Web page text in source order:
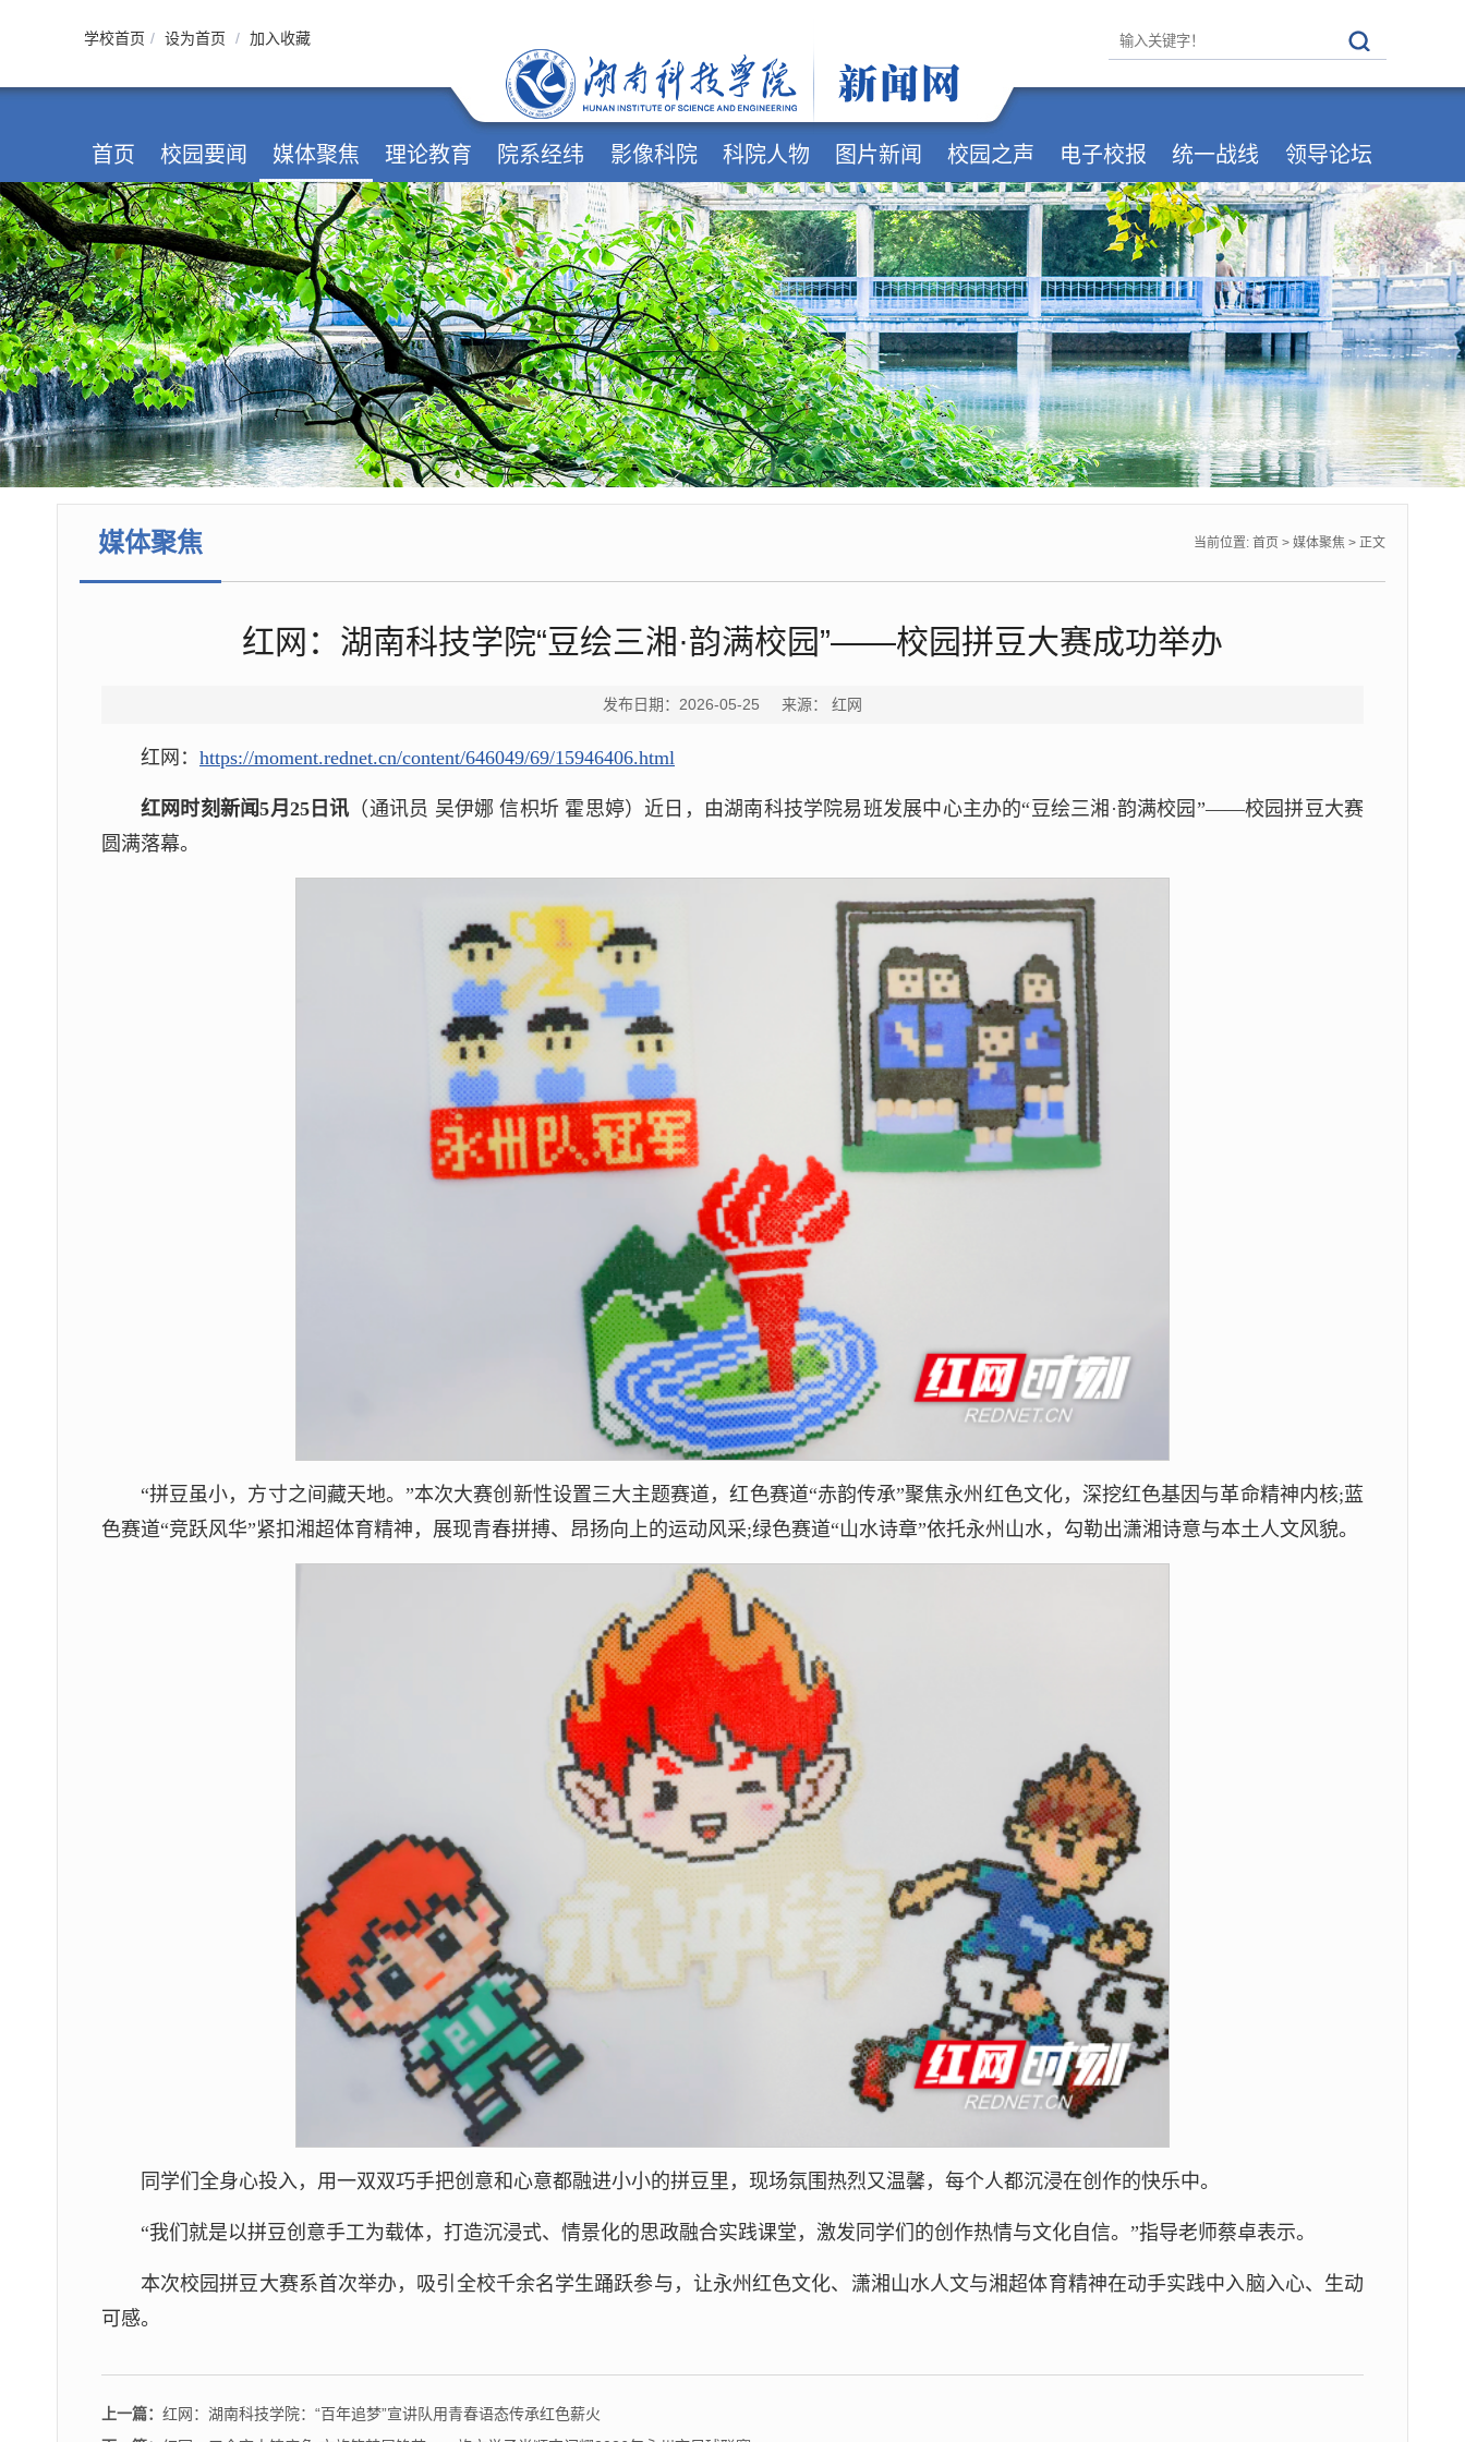
学校首页 / 设为首页 / 加入收藏
首页 校园要闻 媒体聚焦 理论教育 院系经纬 影像科院 科院人物 图片新闻 校园之声 电子校报 统一战线 领导论坛
媒体聚焦 当前位置: 首页 > 媒体聚焦 > 正文
红网：湖南科技学院“豆绘三湘·韵满校园”——校园拼豆大赛成功举办
发布日期：2026-05-25 来源： 红网
红网： https://moment.rednet.cn/content/646049/69/15946406.html
红网时刻新闻5月25日讯 （通讯员 吴伊娜 信枳圻 霍思婷）近日，由湖南科技学院易班发展中心主办的“豆绘三湘·韵满校园”——校园拼豆大赛
圆满落幕。
“拼豆虽小，方寸之间藏天地。”本次大赛创新性设置三大主题赛道，红色赛道“赤韵传承”聚焦永州红色文化，深挖红色基因与革命精神内核;蓝
色赛道“竞跃风华”紧扣湘超体育精神，展现青春拼搏、昂扬向上的运动风采;绿色赛道“山水诗章”依托永州山水，勾勒出潇湘诗意与本土人文风貌。
同学们全身心投入，用一双双巧手把创意和心意都融进小小的拼豆里，现场氛围热烈又温馨，每个人都沉浸在创作的快乐中。
“我们就是以拼豆创意手工为载体，打造沉浸式、情景化的思政融合实践课堂，激发同学们的创作热情与文化自信。”指导老师蔡卓表示。
本次校园拼豆大赛系首次举办，吸引全校千余名学生踊跃参与，让永州红色文化、潇湘山水人文与湘超体育精神在动手实践中入脑入心、生动
可感。
上一篇： 红网：湖南科技学院：“百年追梦”宣讲队用青春语态传承红色薪火